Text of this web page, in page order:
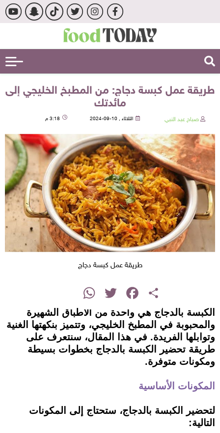
طريقة عمل كبسة دجاج: من المطبخ الخليجي إلى
مائدتك
صباح عبد النبي الثلاثاء , 10-09-2024 3:18 م
طريقة عمل كبسة دجاج
Share
Facebook
Twitter
WhatsApp
الكبسة بالدجاج هي واحدة من الأطباق الشهيرة
والمحبوبة في المطبخ الخليجي، وتتميز بنكهتها الغنية
وتوابلها الفريدة. في هذا المقال، سنتعرف على
طريقة تحضير الكبسة بالدجاج بخطوات بسيطة
ومكونات متوفرة.
المكونات الأساسية
لتحضير الكبسة بالدجاج، ستحتاج إلى المكونات
التالية: